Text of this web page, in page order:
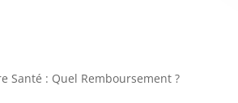
Santé : Quel Remboursement ?